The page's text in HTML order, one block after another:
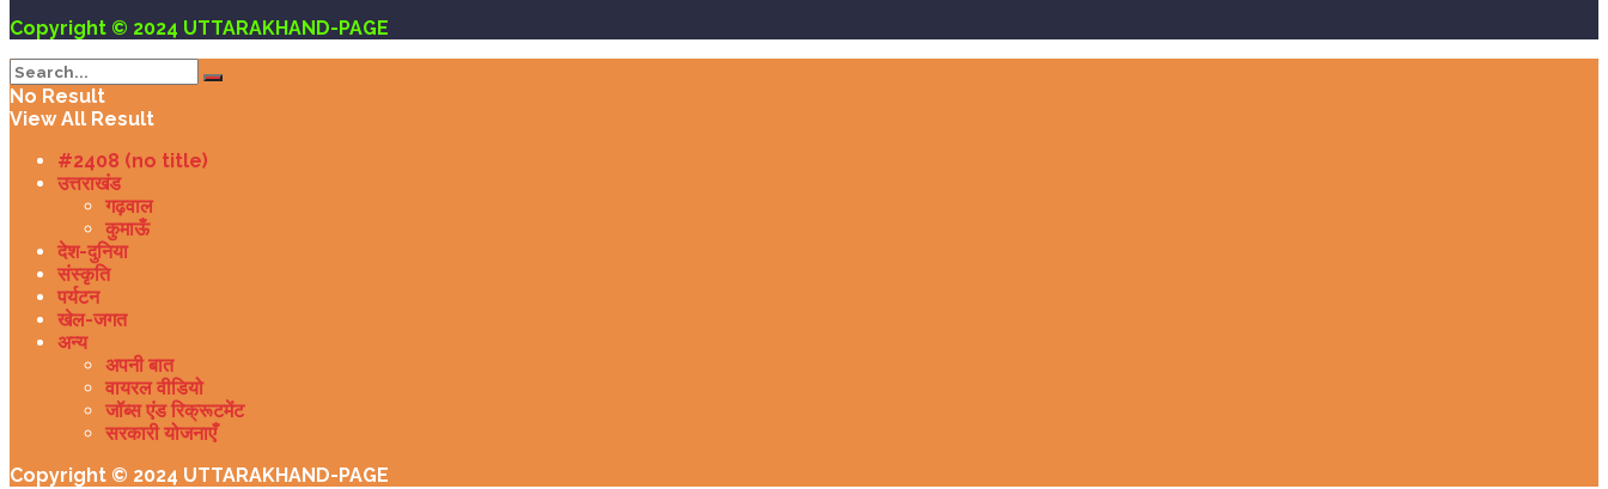
Copyright © 2024 UTTARAKHAND-PAGE
No Result
View All Result
#2408 (no title)
उत्तराखंड
गढ़वाल
कुमाऊँ
देश-दुनिया
संस्कृति
पर्यटन
खेल-जगत
अन्य
अपनी बात
वायरल वीडियो
जॉब्स एंड रिक्रूटमेंट
सरकारी योजनाएँ
Copyright © 2024 UTTARAKHAND-PAGE